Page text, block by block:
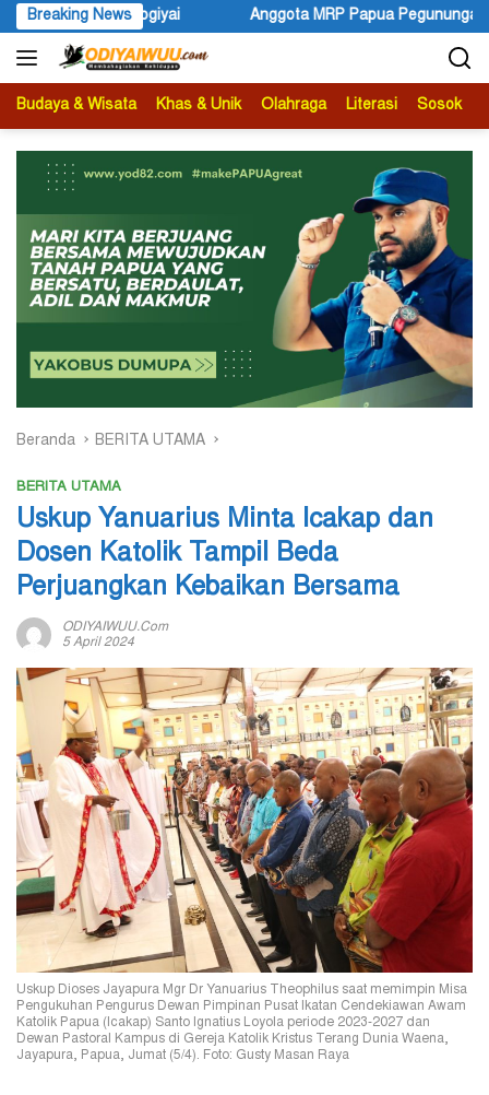
Langsung
ke
konten
Breaking News
Pegunungan dan Forum Warga Papua Adukan Gubernur John
Budaya & Wisata Khas & Unik Olahraga Literasi Sosok
Beranda BERITA UTAMA
BERITA UTAMA
Uskup Yanuarius Minta Icakap dan
Dosen Katolik Tampil Beda
Perjuangkan Kebaikan Bersama
ODIYAIWUU.com
5 April 2024
Uskup Dioses Jayapura Mgr Dr Yanuarius Theophilus saat memimpin Misa
Pengukuhan Pengurus Dewan Pimpinan Pusat Ikatan Cendekiawan Awam
Katolik Papua (Icakap) Santo Ignatius Loyola periode 2023-2027 dan
Dewan Pastoral Kampus di Gereja Katolik Kristus Terang Dunia Waena,
Jayapura, Papua, Jumat (5/4). Foto: Gusty Masan Raya